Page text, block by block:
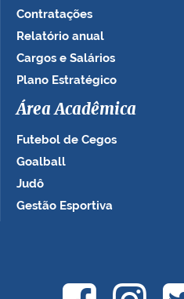
Contratações
Relatório anual
Cargos e Salários
Plano Estratégico
Área Acadêmica
Futebol de Cegos
Goalball
Judô
Gestão Esportiva